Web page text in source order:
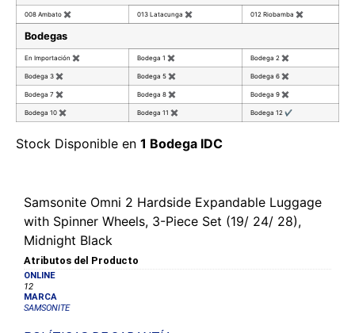
008 Ambato ✖ 013 Latacunga ✖ 012 Riobamba ✖
Bodegas
En Importación ✖ Bodega 1 ✖ Bodega 2 ✖
Bodega 3 ✖ Bodega 5 ✖ Bodega 6 ✖
Bodega 7 ✖ Bodega 8 ✖ Bodega 9 ✖
Bodega 10 ✖ Bodega 11 ✖ Bodega 12 ✔
Stock Disponible en 1 Bodega IDC
Samsonite Omni 2 Hardside Expandable Luggage
with Spinner Wheels, 3-Piece Set (19/ 24/ 28),
Midnight Black
Atributos del Producto
ONLINE
12
MARCA
SAMSONITE